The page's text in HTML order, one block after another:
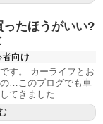
たほうがいい?
向け
す。 カーライフとお
…このブログでも車
てきました...